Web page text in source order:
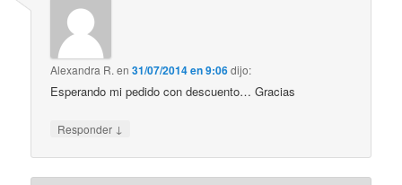
Alexandra R. en31/07/2014 en 9:06dijo:
Esperando mi pedido con descuento… Gracias
Responder ↓